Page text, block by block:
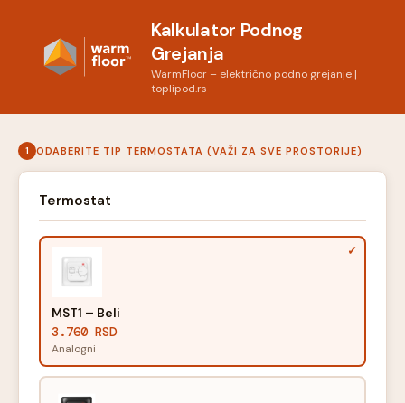
Kalkulator Podnog
Grejanja
WarmFloor – električno podno grejanje |
toplipod.rs
1 ODABERITE TIP TERMOSTATA (VAŽI ZA SVE PROSTORIJE)
Termostat
MST1 – Beli
3.760 RSD
Analogni